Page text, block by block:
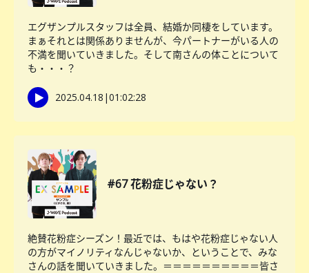
エグザンプルスタッフは全員、結婚か同棲をしています。
まぁそれとは関係ありませんが、今パートナーがいる人の
不満を聞いていきました。そして南さんの体ことについて
も・・・？
2025.04.18 |01:02:28
#67 花粉症じゃない？
絶賛花粉症シーズン！最近では、もはや花粉症じゃない人
の方がマイノリティなんじゃないか、ということで、みな
さんの話を聞いていきました。＝＝＝＝＝＝＝＝＝＝皆さ